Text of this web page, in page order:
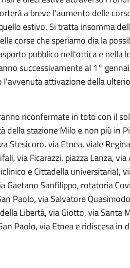
a breve l'aumento delle
estivo. Si tratta insomma
corse che speriamo dia la
pubblico nell'ottica e nella
successivamente al 1°
l'avvenuta attivazione della
riconfermate in toto con il
della stazione Milo e non più in
Stesicoro, via Etnea, viale Regina
via Ficarazzi, piazza Lanza, via
e Cittadella universitaria),
Gaetano Sanfilippo, rotatoria
Paolo, via Salvatore Quasimodo
Libertà, via Giotto, via Santa
Paolo, via Etnea e ridiscesa in